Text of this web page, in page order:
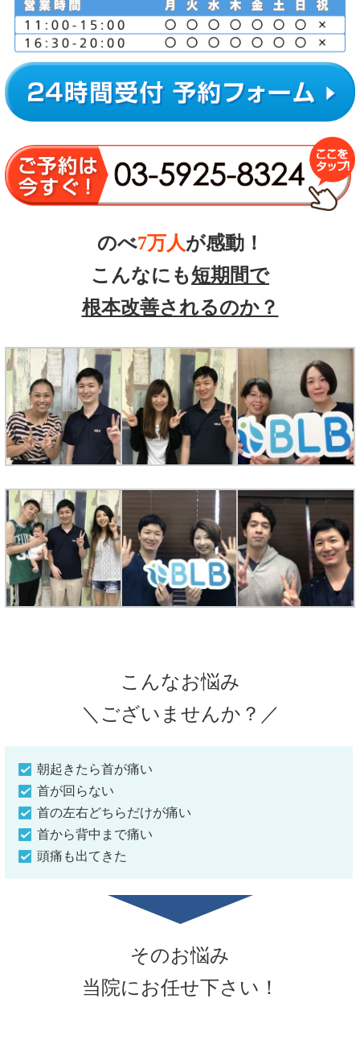
のべ7万人が感動！
こんなにも短期間で
根本改善されるのか？
こんなお悩み
＼ございませんか？／
朝起きたら首が痛い
首が回らない
首の左右どちらだけが痛い
首から背中まで痛い
頭痛も出てきた
そのお悩み
当院にお任せ下さい！